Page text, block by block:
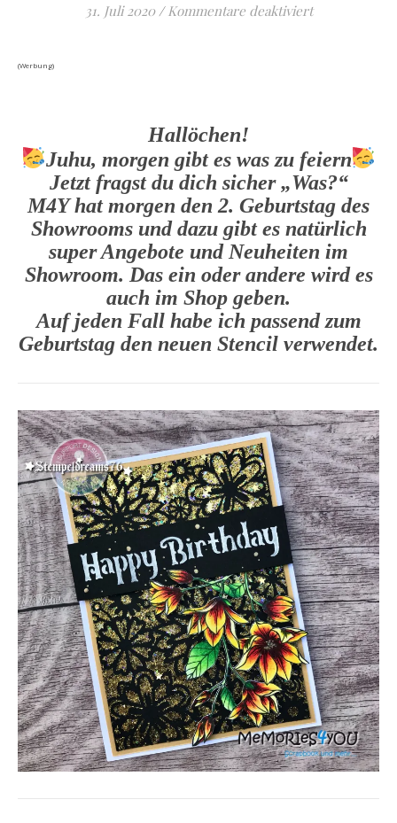
31. Juli 2020 / Kommentare deaktiviertfür Happy
(Werbung)
Hallöchen!
Juhu, morgen gibt es was zu feiern
Jetzt fragst du dich sicher „Was?“
M4Y hat morgen den 2. Geburtstag des
Showrooms und dazu gibt es natürlich
super Angebote und Neuheiten im
Showroom. Das ein oder andere wird es
auch im Shop geben.
Auf jeden Fall habe ich passend zum
Geburtstag den neuen Stencil verwendet.